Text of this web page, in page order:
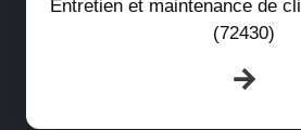
Entretien et maintenance de
(72430)